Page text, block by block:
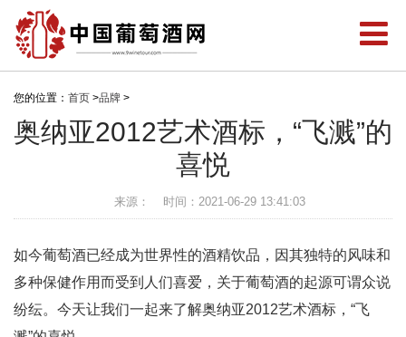
您的位置： 首页 >品牌 >
奥纳亚2012艺术酒标，“飞溅”的
喜悦
来源： 时间：2021-06-29 13:41:03
如今葡萄酒已经成为世界性的酒精饮品，因其独特的风味和
多种保健作用而受到人们喜爱，关于葡萄酒的起源可谓众说
纷纭。今天让我们一起来了解奥纳亚2012艺术酒标，“飞